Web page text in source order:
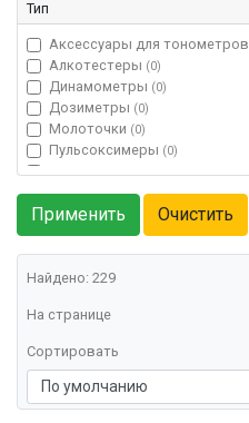
OMRON(0)
RIESTER(0)
АЛКОГРАН(0)
АРМЕД(0)
ВИТЯЗЬ(0)
ДЕРМАТОМ (0)
ДИНАМОМЕТРЫ (0)
ЕЛАМЕД(0)
Кронт-М(0)
МКС(0)
РАДИАСКАН(0)
РАДЭКС(0)
РОДНИК(0)
ТОРНАДО
Тип
Аксессуары для тонометров
Алкотестеры (0)
Динамометры (0)
Дозиметры (0)
Молоточки (0)
Пульсоксимеры (0)
Терморегуляторы(0)
Тонометры
Шагомеры(0)
Найдено: 229
На странице
Сортировать